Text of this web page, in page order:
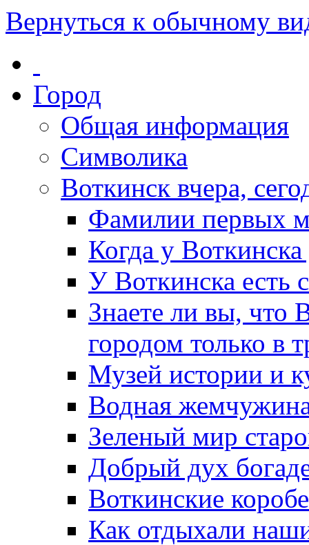
Вернуться к обычному
Город
Общая информация
Символика
Воткинск вчера,
Фамилии первых
Когда у
У Воткинска есть
Знаете ли вы, что
городом только в
Музей истории и
Водная
Зеленый мир
Добрый дух
Воткинские
Как отдыхали